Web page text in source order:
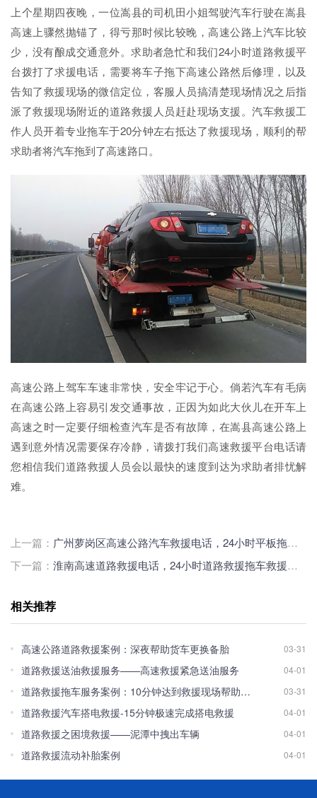
上个星期四夜晚，一位嵩县的司机田小姐驾驶汽车行驶在嵩县
高速上骤然抛锚了，得亏那时候比较晚，高速公路上汽车比较
少，没有酿成交通意外。求助者急忙和我们24小时道路救援平
台拨打了求援电话，需要将车子拖下高速公路然后修理，以及
告知了救援现场的微信定位，客服人员搞清楚现场情况之后指
派了救援现场附近的道路救援人员赶赴现场支援。汽车救援工
作人员开着专业拖车于20分钟左右抵达了救援现场，顺利的帮
求助者将汽车拖到了高速路口。
高速公路上驾车车速非常快，安全牢记于心。倘若汽车有毛病
在高速公路上容易引发交通事故，正因为如此大伙儿在开车上
高速之时一定要仔细检查汽车是否有故障，在嵩县高速公路上
遇到意外情况需要保存冷静，请拨打我们高速救援平台电话请
您相信我们道路救援人员会以最快的速度到达为求助者排忧解
难。
上一篇： 广州萝岗区高速公路汽车救援电话，24小时平板拖车换胎送油救援价格
下一篇： 淮南高速道路救援电话，24小时道路救援拖车救援汽车搭电多少钱
相关推荐
高速公路道路救援案例：深夜帮助货车更换备胎 03-31
道路救援送油救援服务——高速救援紧急送油服务 04-01
道路救援拖车服务案例：10分钟达到救援现场帮助车主脱离困境！ 03-31
道路救援汽车搭电救援-15分钟极速完成搭电救援 04-01
道路救援之困境救援——泥潭中拽出车辆 04-01
道路救援流动补胎案例 04-01